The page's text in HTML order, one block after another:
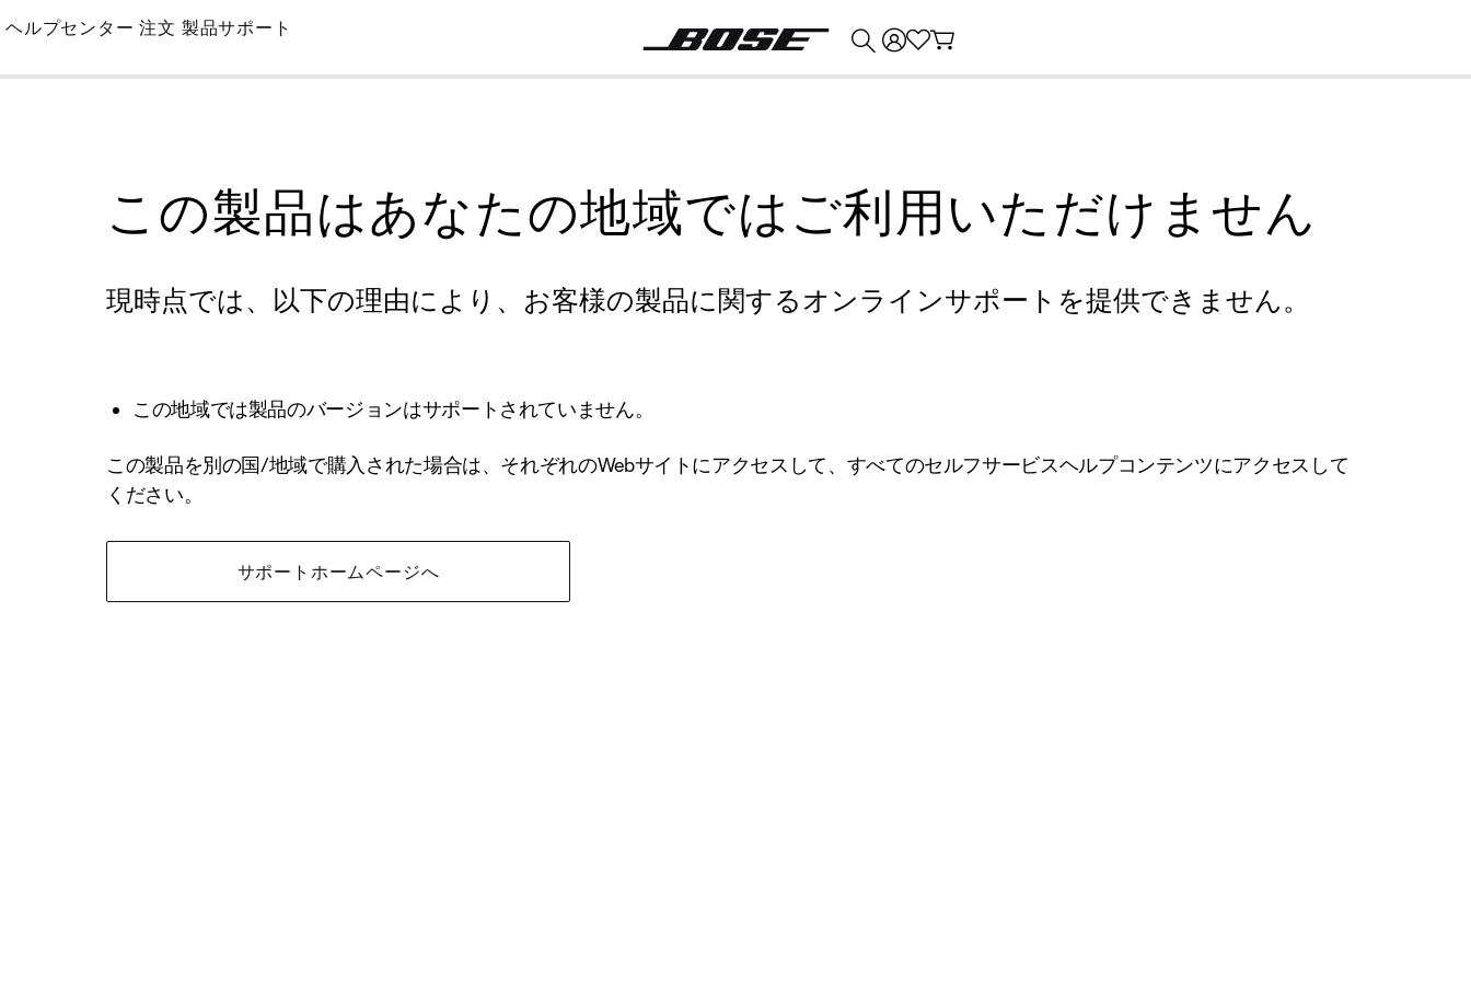
Skip
Main
ヘルプセンター 注文 製品サポート
この製品はあなたの地域ではご利用いただけません
現時点では、以下の理由により、お客様の製品に関するオンラインサポートを提供できません。
この地域では製品のバージョンはサポートされていません。
この製品を別の国/地域で購入された場合は、それぞれのWebサイトにアクセスして、すべてのセルフサービスヘルプコンテンツにアクセスして
ください。
サポートホームページへ